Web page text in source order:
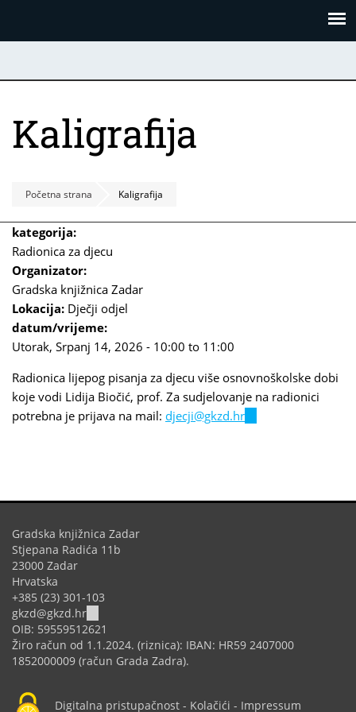
Kaligrafija
Početna strana Kaligrafija
kategorija:
Radionica za djecu
Organizator:
Gradska knjižnica Zadar
Lokacija: Dječji odjel
datum/vrijeme:
Utorak, Srpanj 14, 2026 - 10:00 to 11:00
Radionica lijepog pisanja za djecu više osnovnoškolske dobi
koje vodi Lidija Biočić, prof. Za sudjelovanje na radionici
potrebna je prijava na mail: djecji@gkzd.hr
Gradska knjižnica Zadar
Stjepana Radića 11b
23000 Zadar
Hrvatska
+385 (23) 301-103
gkzd@gkzd.hr
sends
e-
mail)
OIB: 59559512621
Žiro račun od 1.1.2024. (riznica): IBAN: HR59 2407000
1852000009 (račun Grada Zadra).
Digitalna pristupačnost - Kolačići - Impressum